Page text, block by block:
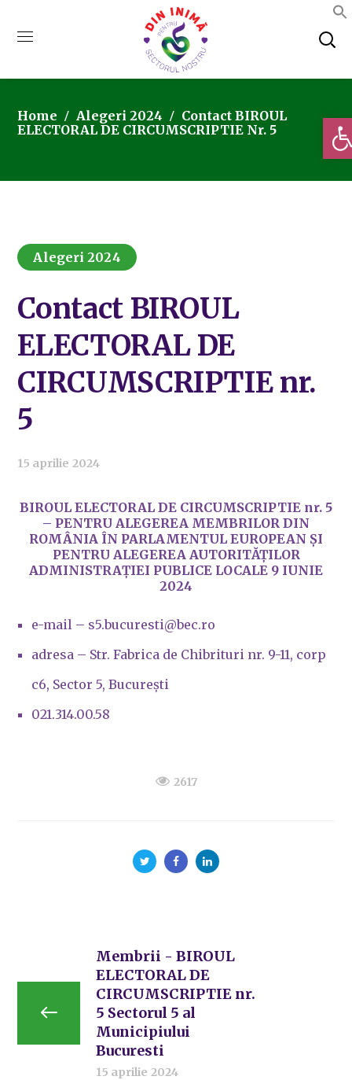
Home Alegeri 2024
Contact BIROUL
ELECTORAL DE CIRCUMSCRIPTIE Nr. 5
Alegeri 2024
Contact BIROUL
ELECTORAL DE
CIRCUMSCRIPTIE nr.
5
15 aprilie 2024
BIROUL ELECTORAL DE CIRCUMSCRIPTIE nr. 5
– PENTRU ALEGEREA MEMBRILOR DIN
ROMÂNIA ÎN PARLAMENTUL EUROPEAN ȘI
PENTRU ALEGEREA AUTORITĂȚILOR
ADMINISTRAȚIEI PUBLICE LOCALE 9 IUNIE
2024
e-mail – s5.bucuresti@bec.ro
adresa – Str. Fabrica de Chibrituri nr. 9-11, corp
c6, Sector 5, București
021.314.00.58
2617
Membrii - BIROUL
ELECTORAL DE
CIRCUMSCRIPTIE nr.
5 Sectorul 5 al
Municipiului
Bucuresti
15 aprilie 2024